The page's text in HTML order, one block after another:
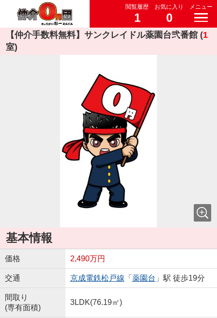
閲覧履歴
1
お気に入り
0
メニュー
【仲介手数料無料】サンクレイドル薬園台弐番館 (1
室)
基本情報
価格 2,490万円
交通 京成電鉄松戸線 「 薬園台 」駅 徒歩19分
間取り
(専有面積)
3LDK(76.19㎡)